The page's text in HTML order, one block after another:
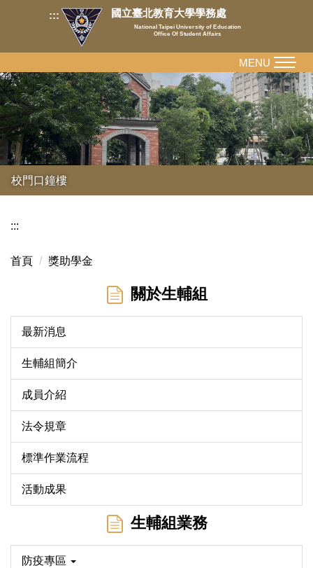
內
容
區
::: 國立臺北教育大學學務處
National Taipei University of Education
Office Of Student Affairs
校門口鐘樓
MENU
:::
首頁 獎助學金
關於生輔組
最新消息
生輔組簡介
成員介紹
法令規章
標準作業流程
活動成果
生輔組業務
防疫專區